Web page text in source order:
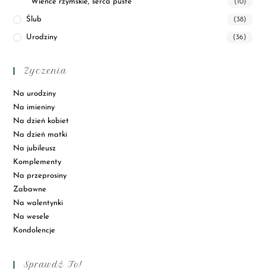
(10)
Ślub (38)
Urodziny (36)
Życzenia
Na urodziny
Na imieniny
Na dzień kobiet
Na dzień matki
Na jubileusz
Komplementy
Na przeprosiny
Zabawne
Na walentynki
Na wesele
Kondolencje
Sprawdź To!